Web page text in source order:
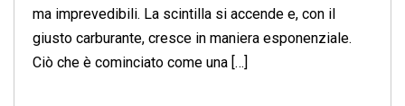
ma imprevedibili. La scintilla si accende e, con il
giusto carburante, cresce in maniera esponenziale.
Ciò che è cominciato come una […]